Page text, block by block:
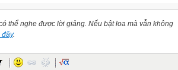
thể nghe được lời giảng. Nếu bật loa mà vẫn không
đây.